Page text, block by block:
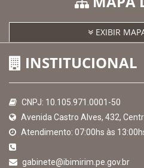
EXIBIR
INSTITUCIONAL
CNPJ: 10.105.971.0001-50
Avenida Castro Alves, 432,
Atendimento: 07:00hs às
gabinete@ibimirim.pe.gov.br